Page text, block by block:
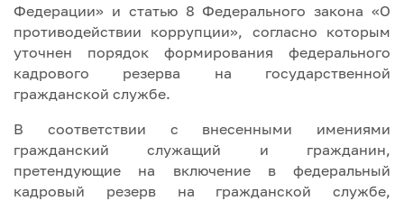
Федерации» и статью 8 Федерального закона «О
противодействии коррупции», согласно которым
уточнен порядок формирования федерального
кадрового резерва на государственной
гражданской службе.
В соответствии с внесенными имениями
гражданский служащий и гражданин,
претендующие на включение в федеральный
кадровый резерв на гражданской службе,